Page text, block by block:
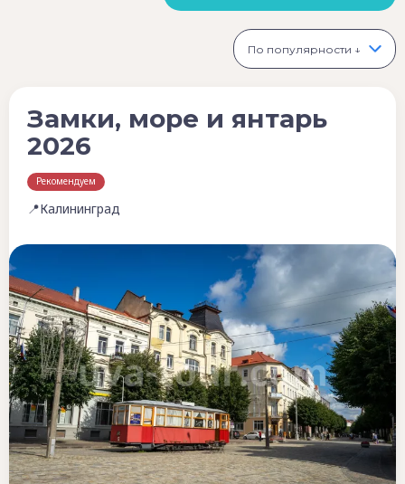
По популярности ↓
Замки, море и янтарь
2026
Рекомендуем
📍Калининград